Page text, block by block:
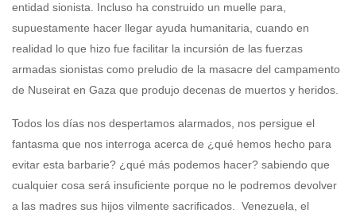
entidad sionista. Incluso ha construido un muelle para,
supuestamente hacer llegar ayuda humanitaria, cuando en
realidad lo que hizo fue facilitar la incursión de las fuerzas
armadas sionistas como preludio de la masacre del campamento
de Nuseirat en Gaza que produjo decenas de muertos y heridos.
Todos los días nos despertamos alarmados, nos persigue el
fantasma que nos interroga acerca de ¿qué hemos hecho para
evitar esta barbarie? ¿qué más podemos hacer? sabiendo que
cualquier cosa será insuficiente porque no le podremos devolver
a las madres sus hijos vilmente sacrificados. Venezuela, el